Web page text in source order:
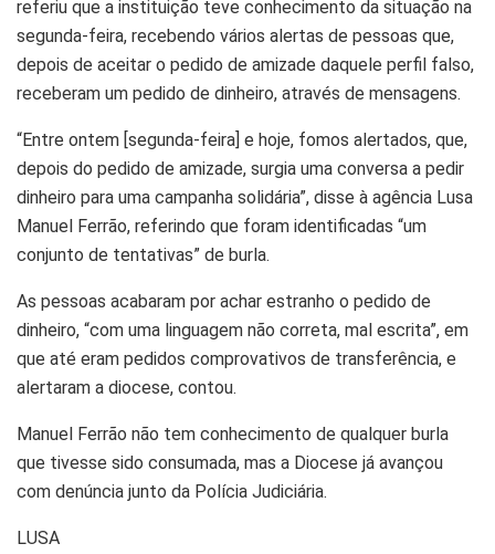
referiu que a instituição teve conhecimento da situação na
segunda-feira, recebendo vários alertas de pessoas que,
depois de aceitar o pedido de amizade daquele perfil falso,
receberam um pedido de dinheiro, através de mensagens.
“Entre ontem [segunda-feira] e hoje, fomos alertados, que,
depois do pedido de amizade, surgia uma conversa a pedir
dinheiro para uma campanha solidária”, disse à agência Lusa
Manuel Ferrão, referindo que foram identificadas “um
conjunto de tentativas” de burla.
As pessoas acabaram por achar estranho o pedido de
dinheiro, “com uma linguagem não correta, mal escrita”, em
que até eram pedidos comprovativos de transferência, e
alertaram a diocese, contou.
Manuel Ferrão não tem conhecimento de qualquer burla
que tivesse sido consumada, mas a Diocese já avançou
com denúncia junto da Polícia Judiciária.
LUSA